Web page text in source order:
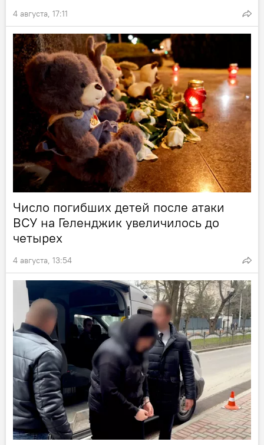
4 августа, 17:11
Число погибших детей после атаки
ВСУ на Геленджик увеличилось до
четырех
4 августа, 13:54